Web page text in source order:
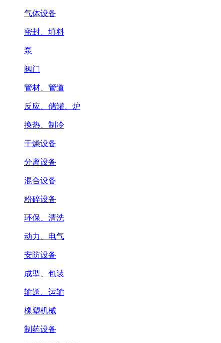
气体设备
密封、填料
泵
阀门
管材、管道
反应、储罐、炉
换热、制冷
干燥设备
分离设备
混合设备
粉碎设备
环保、清洗
动力、电气
安防设备
成型、包装
输送、运输
橡塑机械
制药设备